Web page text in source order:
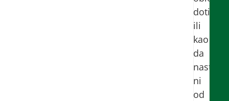
ili
kao
da
nastaju
ni
od